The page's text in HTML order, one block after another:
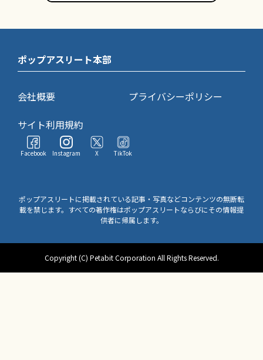
ポップアスリート本部
会社概要
プライバシーポリシー
サイト利用規約
Facebook Instagram X TikTok
ポップアスリートに掲載されている記事・写真などコンテンツの無断転
載を禁じます。すべての著作権はポップアスリートならびにその情報提
供者に帰属します。
Copyright (C) Petabit Corporation All Rights Reserved.